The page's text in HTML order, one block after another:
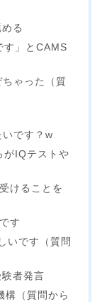
る
す」とCAMS
ゃった（質
です？w
がIQテストや
けることを
す
いです（質問
者発言
構（質問から